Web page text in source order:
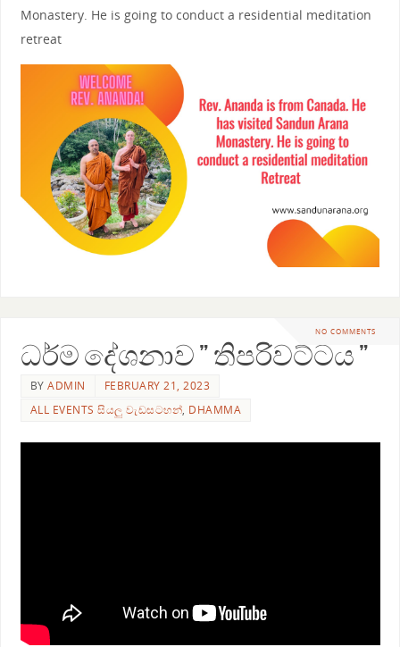
Monastery. He is going to conduct a residential meditation
retreat
NO COMMENTS
ධර්ම දේශනාව ” තිපරිවට්ටය ”
BYADMIN
FEBRUARY 21, 2023
ALL EVENTS සියලු වැඩසටහන්, DHAMMA